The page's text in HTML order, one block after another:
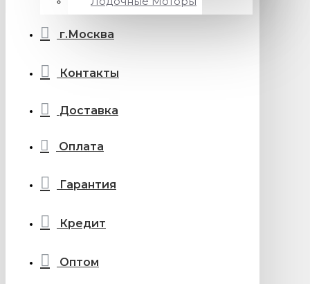
г.Москва
Контакты
Доставка
Оплата
Гарантия
Кредит
Оптом